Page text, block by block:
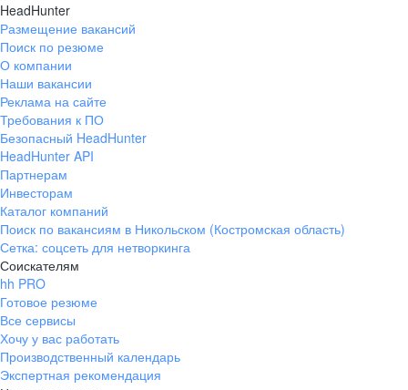
HeadHunter
Размещение вакансий
Поиск по резюме
О компании
Наши вакансии
Реклама на сайте
Требования к ПО
Безопасный HeadHunter
HeadHunter API
Партнерам
Инвесторам
Каталог компаний
Поиск по вакансиям в Никольском (Костромская область)
Сетка: соцсеть для нетворкинга
Соискателям
hh PRO
Готовое резюме
Все сервисы
Хочу у вас работать
Производственный календарь
Экспертная рекомендация